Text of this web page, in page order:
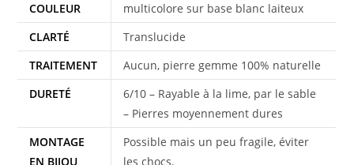
COULEUR
multicolore sur base blanc laiteux
CLARTÉ
Translucide
TRAITEMENT
Aucun, pierre gemme 100% naturelle
DURETÉ
6/10 – Rayable à la lime, par le sable
– Pierres moyennement dures
MONTAGE
EN BIJOU
Possible mais un peu fragile, éviter
les chocs.